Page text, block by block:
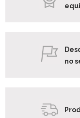
no